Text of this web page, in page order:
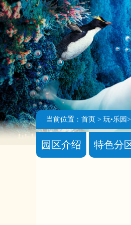
当前位置： 首页 > 玩•乐园 >
园区介绍 特色分